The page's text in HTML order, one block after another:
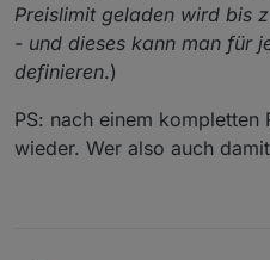
Preislimit geladen wird bis
- und dieses kann man für
definieren.)
PS: nach einem
wieder. Wer also auch